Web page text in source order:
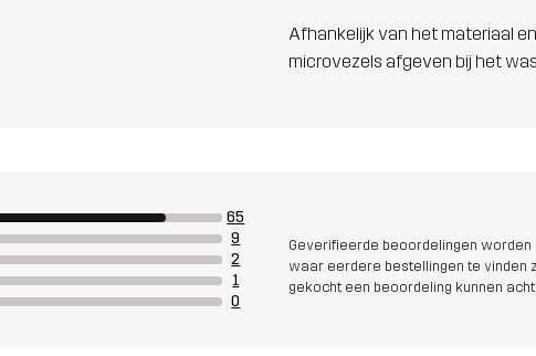
Afhankelijk van het materiaal
microvezels afgeven bij het
65
9
2
1
0
Geverifieerde beoordelingen worden
waar eerdere bestellingen te vinden
gekocht een beoordeling kunnen